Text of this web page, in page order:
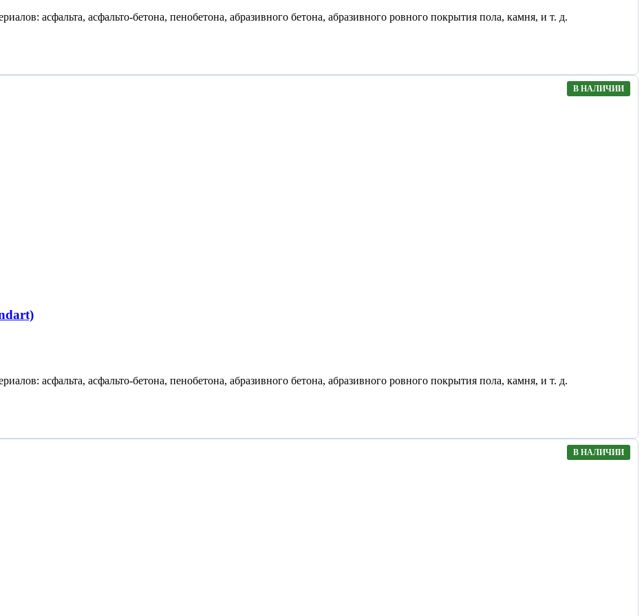
асфальта, асфальто-бетона, пенобетона, абразивного бетона, абразивного ровного покрытия пола, камня, и т. д.
В НАЛИЧИИ
асфальта, асфальто-бетона, пенобетона, абразивного бетона, абразивного ровного покрытия пола, камня, и т. д.
В НАЛИЧИИ